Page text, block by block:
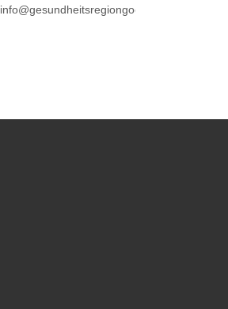
info@gesundheitsregiongoettingen.de